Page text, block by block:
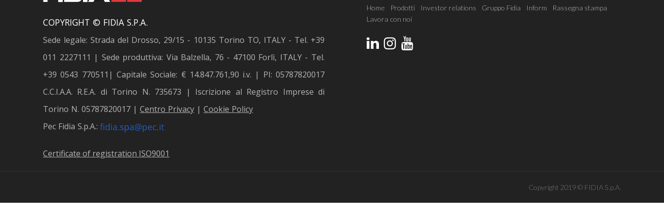
COPYRIGHT © FIDIA S.P.A.
Sede legale: Strada del Drosso, 29/15 - 10135 Torino TO, ITALY - Tel. +39
011 2227111 | Sede produttiva: Via Balzella, 76 - 47100 Forlì, ITALY - Tel.
+39 0543 770511| Capitale Sociale: € 14.847.761,90 i.v. | PI: 05787820017
C.C.I.A.A. R.E.A. di Torino N. 735673 | Iscrizione al Registro Imprese di
Torino N. 05787820017 | Centro Privacy | Cookie Policy
Pec Fidia S.p.A.:
Certificate of registration ISO9001
Home Prodotti Investor relations Gruppo Fidia Inform
Rassegna stampa
Lavora con noi
Copyright 2019 © FIDIA S.p.A.